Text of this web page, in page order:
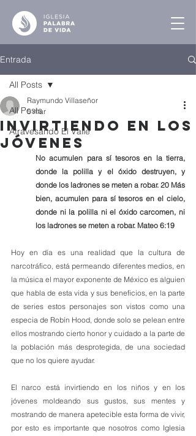
Entrada
All Posts
Atravesando El Valle
All Posts
Invirtiendo en los
Jóvenes
Raymundo Villaseñor
5 mar
No acumulen para sí tesoros en la tierra,
donde la polilla y el óxido destruyen, y
donde los ladrones se meten a robar. 20 Más
bien, acumulen para sí tesoros en el cielo,
donde ni la polilla ni el óxido carcomen, ni
los ladrones se meten a robar. Mateo 6:19
Hoy en día es una realidad que la cultura de
narcotráfico, está permeando diferentes medios, en
la música el mayor exponente de México es alguien
que habla de esta vida y sus beneficios, en la parte
de series estos personajes son vistos como una
especia de Robín Hood, donde solo se pelean entre
ellos mostrando cierto honor y cuidado a la parte de
la población más desprotegida, de una sociedad
que no los quiere ayudar.
El narco está invirtiendo en los niños y en los
jóvenes moldeando sus gustos, sus mentes y
mostrando de manera apetecible esta forma de vivir,
por esto es importante que nosotros como Iglesia